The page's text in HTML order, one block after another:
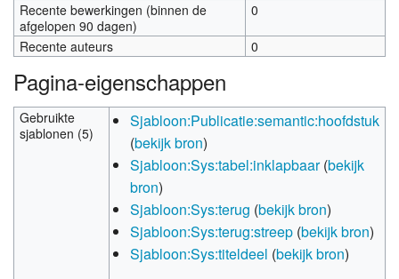
Recente bewerkingen (binnen de
afgelopen 90 dagen)
0
Recente auteurs 0
Pagina-eigenschappen
Gebruikte
sjablonen (5)
Sjabloon:Publicatie:semantic:hoofdstuk
(bekijk bron)
Sjabloon:Sys:tabel:inklapbaar(bekijk
bron)
Sjabloon:Sys:terug (bekijk bron)
Sjabloon:Sys:terug:streep (bekijk bron)
Sjabloon:Sys:titeldeel (bekijk bron)